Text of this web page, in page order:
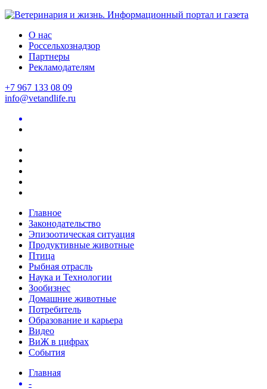
О нас
Россельхознадзор
Партнеры
Рекламодателям
+7 967 133 08 09
info@vetandlife.ru
Главное
Законодательство
Эпизоотическая ситуация
Продуктивные животные
Птица
Рыбная отрасль
Наука и Технологии
Зообизнес
Домашние животные
Потребитель
Образование и карьера
Видео
ВиЖ в цифрах
События
Главная
-